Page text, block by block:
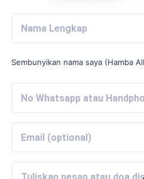
Sembunyikan nama saya (Hamba